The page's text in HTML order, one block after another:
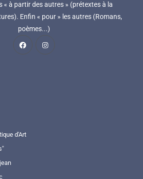
« à partir des autres » (prétextes à la
Enfin « pour » les autres (Romans,
poèmes...)
d'Art